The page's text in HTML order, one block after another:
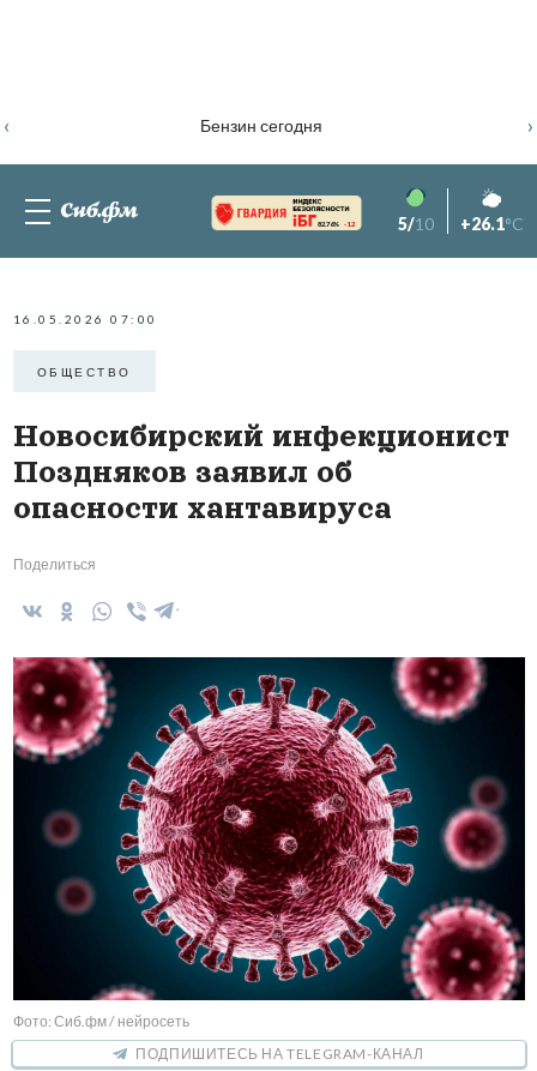
Бензин сегодня
‹ ›
82.76% -1.2 5/10 +26.1°C
16.05.2026 07:00
ОБЩЕСТВО
Новосибирский инфекционист
Поздняков заявил об
опасности хантавируса
Поделиться
Фото: Сиб.фм / нейросеть
ПОДПИШИТЕСЬ НА TELEGRAM-КАНАЛ